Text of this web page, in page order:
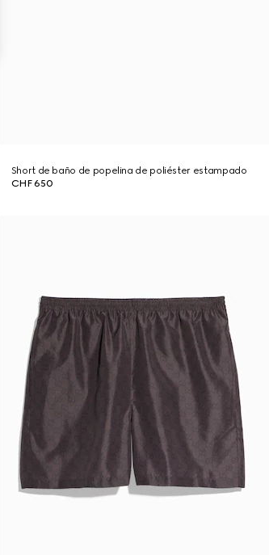
Short de baño de popelina de poliéster estampado
CHF 650